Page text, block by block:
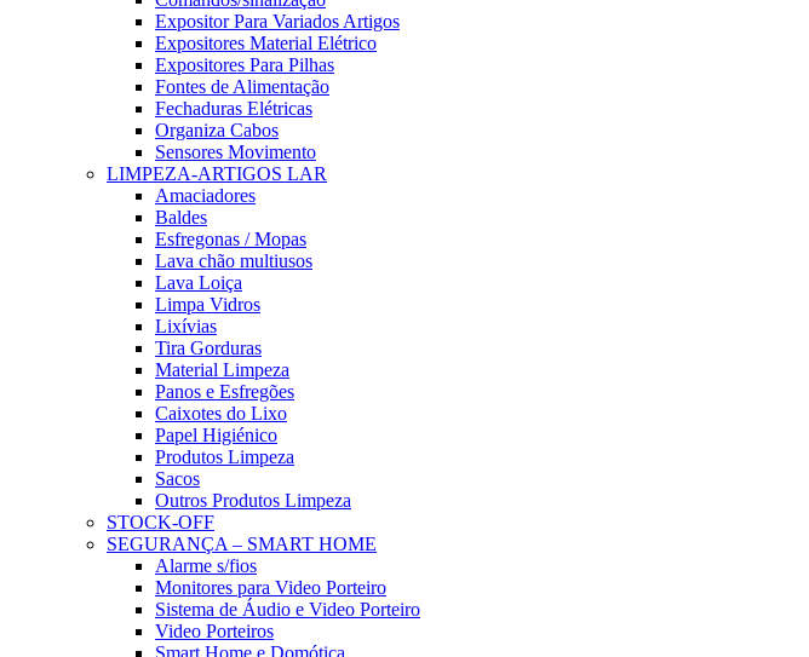
Expositor Para Variados Artigos
Expositores Material Elétrico
Expositores Para Pilhas
Fontes de Alimentação
Fechaduras Elétricas
Organiza Cabos
Sensores Movimento
LIMPEZA-ARTIGOS LAR
Amaciadores
Baldes
Esfregonas / Mopas
Lava chão multiusos
Lava Loiça
Limpa Vidros
Lixívias
Tira Gorduras
Material Limpeza
Panos e Esfregões
Caixotes do Lixo
Papel Higiénico
Produtos Limpeza
Sacos
Outros Produtos Limpeza
STOCK-OFF
SEGURANÇA – SMART HOME
Alarme s/fios
Monitores para Video Porteiro
Sistema de Áudio e Video Porteiro
Video Porteiros
Smart Home e Domótica